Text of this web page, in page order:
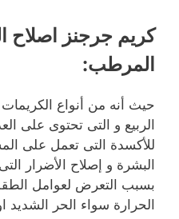
كريم جرجنز اصلاح
المرطب:
حيث أنه من أنواع الكريمات
الربيع و التى تحتوى على
للأكسدة التى تعمل على
البشرة و إصلاح الأضرار
بسبب التعرض لعوامل
الحرارة سواء الحر الشديد